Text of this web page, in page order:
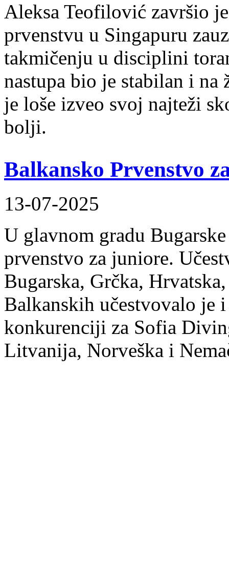
Aleksa Teofilović završio
prvenstvu u Singapuru
takmičenju u disciplini
nastupa bio je stabilan i
je loše izveo svoj najteži
bolji.
Balkansko Prvenstvo
13-07-2025
U glavnom gradu
prvenstvo za juniore.
Bugarska, Grčka,
Balkanskih učestvovalo je
konkurenciji za Sofia
Litvanija, Norveška i